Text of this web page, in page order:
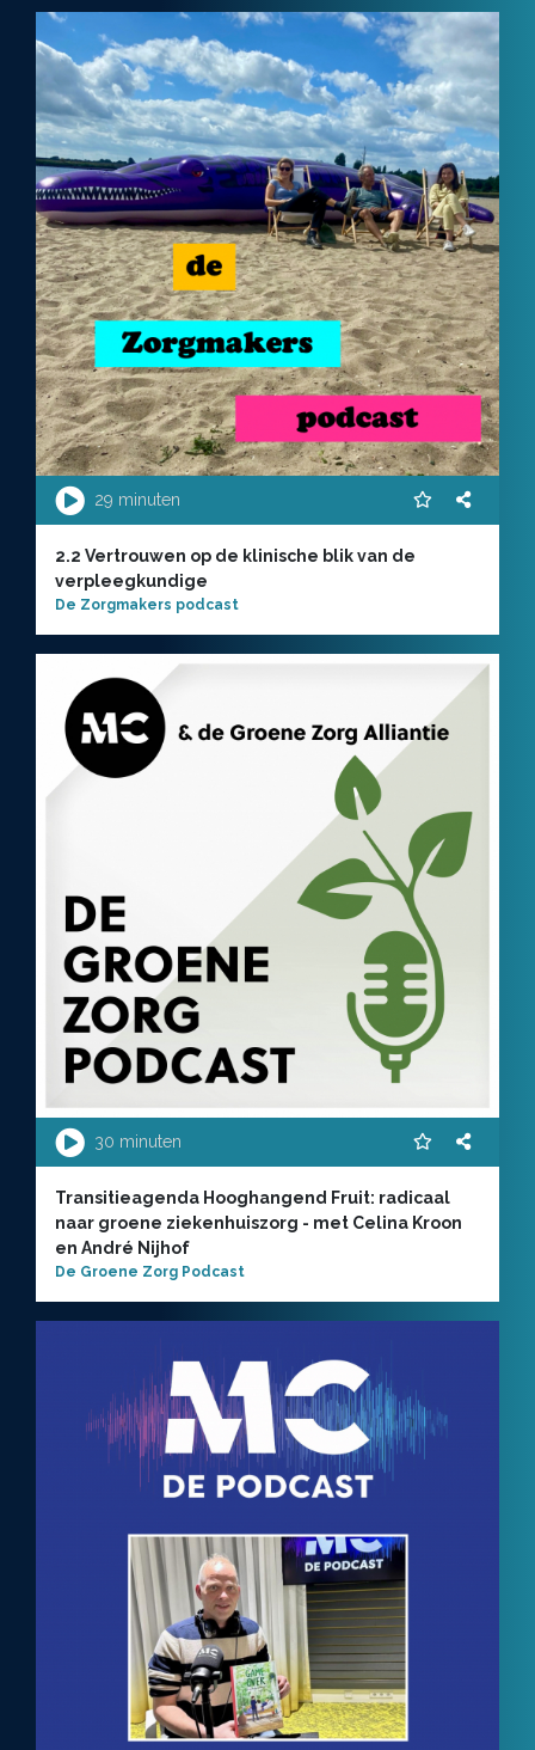
29 minuten
2.2 Vertrouwen op de klinische blik van de
verpleegkundige
De Zorgmakers podcast
30 minuten
Transitieagenda Hooghangend Fruit: radicaal
naar groene ziekenhuiszorg - met Celina Kroon
en André Nijhof
De Groene Zorg Podcast